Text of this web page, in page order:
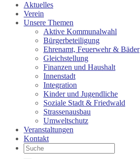
Aktuelles
Verein
Unsere Themen
Aktive Kommunalwahl
Bürgerbeteiligung
Ehrenamt, Feuerwehr & Bäder
Gleichstellung
Finanzen und Haushalt
Innenstadt
Integration
Kinder und Jugendliche
Soziale Stadt & Friedwald
Strassenausbau
Umweltschutz
Veranstaltungen
Kontakt